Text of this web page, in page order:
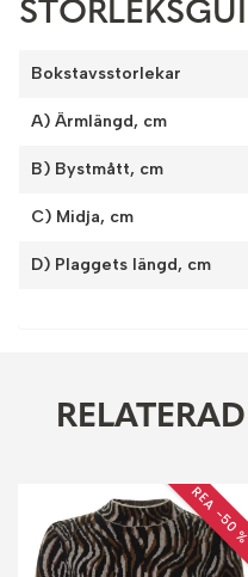
Bokstavsstorlekar
A) Ärmlängd, cm
B) Bystmått, cm
C) Midja, cm
D) Plaggets längd, cm
REA